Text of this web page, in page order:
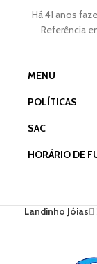
Há 41 anos
Referência
MENU
POLÍTICAS
SAC
HORÁRIO DE
Landinho Jóias